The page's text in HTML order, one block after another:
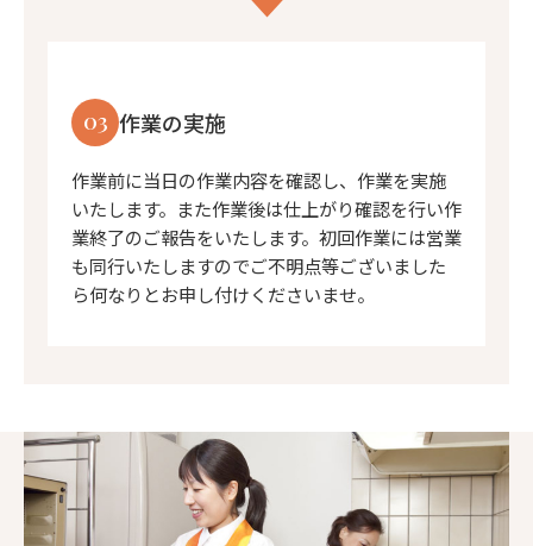
03 作業の実施
作業前に当日の作業内容を確認し、作業を実施
いたします。また作業後は仕上がり確認を行い作
業終了のご報告をいたします。初回作業には営業
も同行いたしますのでご不明点等ございました
ら何なりとお申し付けくださいませ。